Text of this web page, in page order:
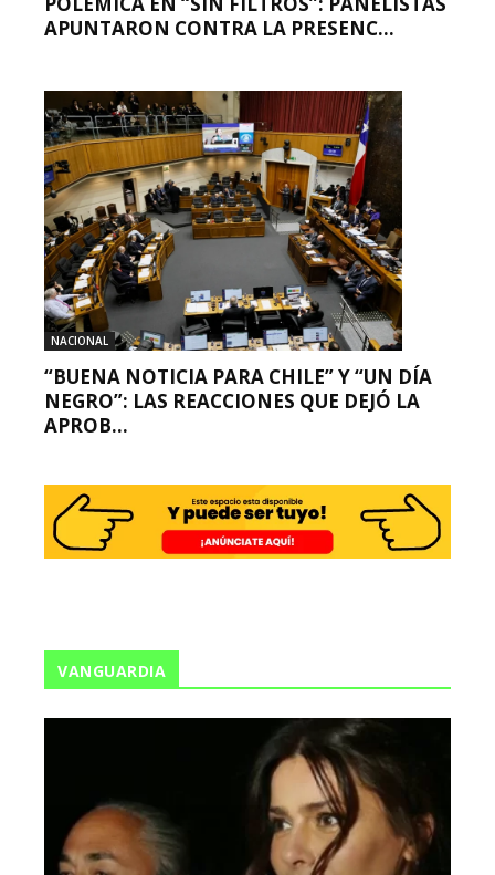
APUNTARON CONTRA LA PRESENC...
NACIONAL
“BUENA NOTICIA PARA CHILE” Y “UN DÍA
NEGRO”: LAS REACCIONES QUE DEJÓ LA
APROB...
VANGUARDIA